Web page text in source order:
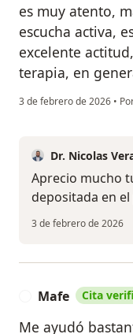
es muy atento,
escucha activa,
excelente
terapia, en
3 de febrero de 2026 •
Dr. Nicolas
Aprecio mucho
depositada en
3 de febrero de 2026
Mafe Cita
Me ayudó